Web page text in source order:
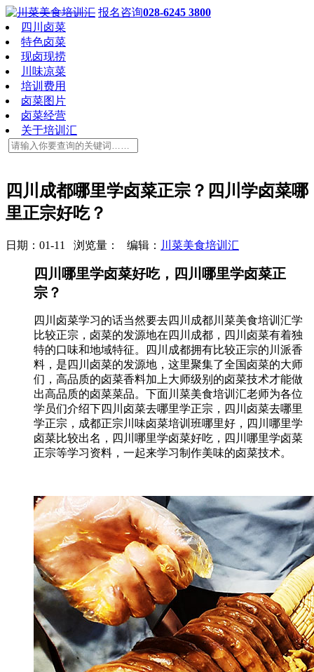
报名咨询028-6245 3800
四川卤菜
特色卤菜
现卤现捞
川味凉菜
培训费用
卤菜图片
卤菜经营
关于培训汇
四川成都哪里学卤菜正宗？四川学卤菜哪
里正宗好吃？
日期：01-11 浏览量： 编辑： 川菜美食培训汇
四川哪里学卤菜好吃，四川哪里学卤菜正
宗？
四川卤菜学习的话当然要去四川成都川菜美食培训汇学
比较正宗，卤菜的发源地在四川成都，四川卤菜有着独
特的口味和地域特征。四川成都拥有比较正宗的川派香
料，是四川卤菜的发源地，这里聚集了全国卤菜的大师
们，高品质的卤菜香料加上大师级别的卤菜技术才能做
出高品质的卤菜菜品。下面川菜美食培训汇老师为各位
学员们介绍下四川卤菜去哪里学正宗，四川卤菜去哪里
学正宗，成都正宗川味卤菜培训班哪里好，四川哪里学
卤菜比较出名，四川哪里学卤菜好吃，四川哪里学卤菜
正宗等学习资料，一起来学习制作美味的卤菜技术。